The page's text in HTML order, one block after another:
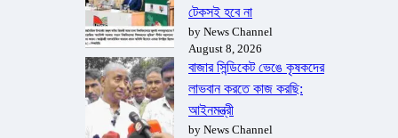
টেকসই হবে না
by News Channel
August 8, 2026
বাজার সিন্ডিকেট ভেঙে কৃষকদের
লাভবান করতে কাজ করছি:
আইনমন্ত্রী
by News Channel